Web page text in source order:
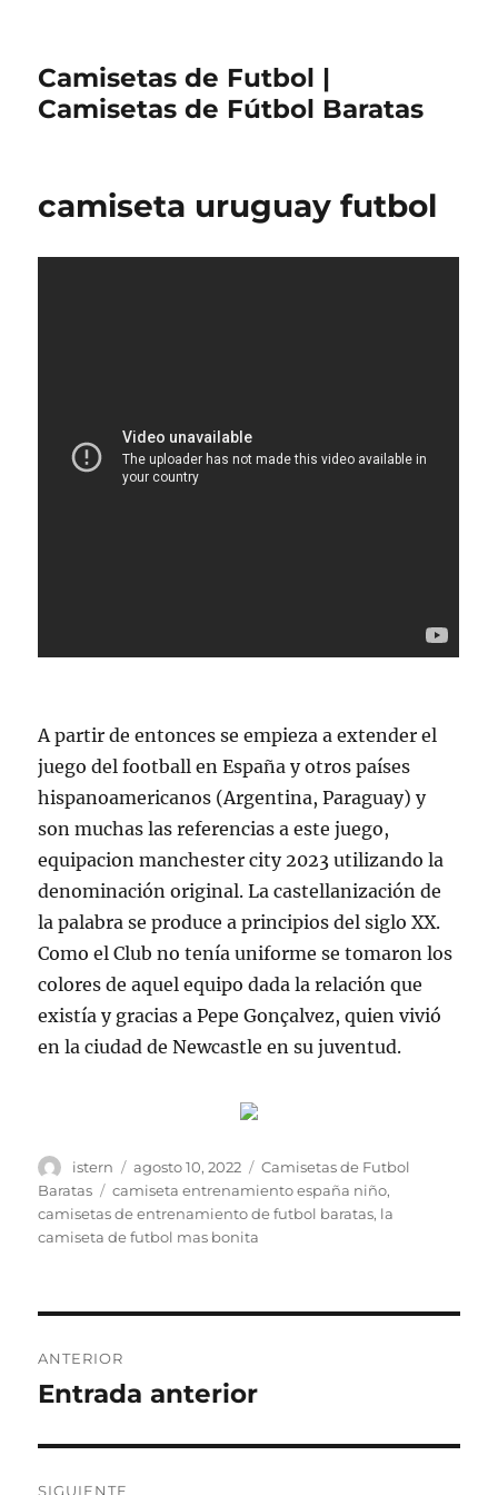
Camisetas de Futbol |
Camisetas de Fútbol Baratas
camiseta uruguay futbol
A partir de entonces se empieza a extender el
juego del football en España y otros países
hispanoamericanos (Argentina, Paraguay) y
son muchas las referencias a este juego,
equipacion manchester city 2023 utilizando la
denominación original. La castellanización de
la palabra se produce a principios del siglo XX.
Como el Club no tenía uniforme se tomaron los
colores de aquel equipo dada la relación que
existía y gracias a Pepe Gonçalvez, quien vivió
en la ciudad de Newcastle en su juventud.
Autor
istern
Publicado
el
agosto 10, 2022 Categorías
Camisetas de Futbol
Baratas
Etiquetas
camiseta entrenamiento españa niño,
camisetas de entrenamiento de futbol baratas, la
camiseta de futbol mas bonita
de
ANTERIOR
Entrada
Entrada anterior
SIGUIENTE